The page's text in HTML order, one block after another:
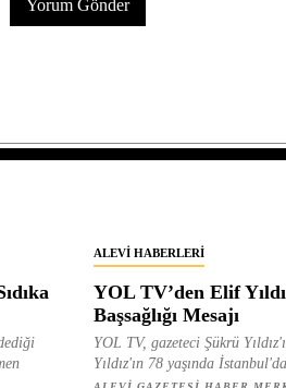
ALEVI HABERLERI
YOL TV’den Elif
Başsağlığı Mesajı
YOL TV, gazeteci Şükrü
Yıldız'ın 78 yaşında